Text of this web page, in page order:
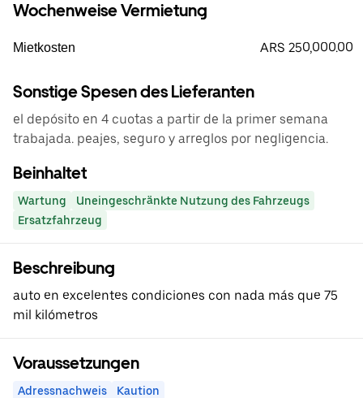
Wochenweise Vermietung
Mietkosten ARS 250,000.00
Sonstige Spesen des Lieferanten
el depósito en 4 cuotas a partir de la primer semana
trabajada. peajes, seguro y arreglos por negligencia.
Beinhaltet
Wartung
Uneingeschränkte Nutzung des Fahrzeugs
Ersatzfahrzeug
Beschreibung
auto en excelentes condiciones con nada más que 75
mil kilómetros
Voraussetzungen
Adressnachweis Kaution